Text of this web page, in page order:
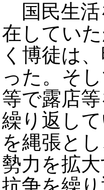
国民生活
在してい
く博徒は
った。そ
等で露店
繰り返し
を縄張と
勢力を拡